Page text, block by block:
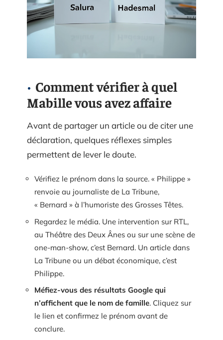
Comment vérifier à quel
Mabille vous avez affaire
Avant de partager un article ou de citer une
déclaration, quelques réflexes simples
permettent de lever le doute.
Vérifiez le prénom dans la source. « Philippe »
renvoie au journaliste de La Tribune,
« Bernard » à l’humoriste des Grosses Têtes.
Regardez le média. Une intervention sur RTL,
au Théâtre des Deux Ânes ou sur une scène de
one-man-show, c’est Bernard. Un article dans
La Tribune ou un débat économique, c’est
Philippe.
Méfiez-vous des résultats Google qui
n’affichent que le nom de famille. Cliquez sur
le lien et confirmez le prénom avant de
conclure.